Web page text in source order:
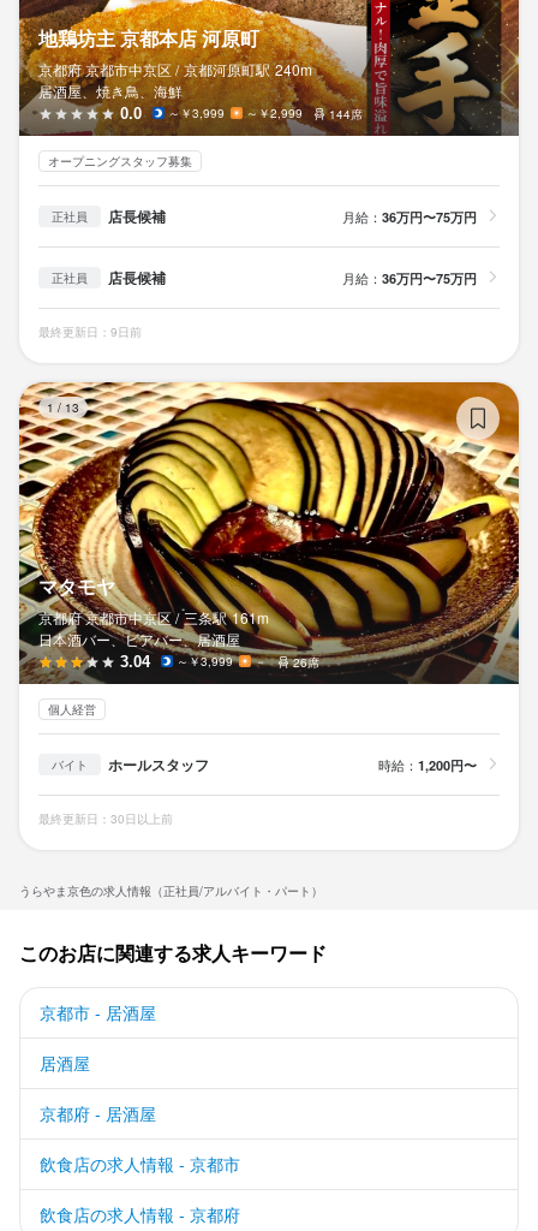
うらやま京色の求人情報（正社員/アルバイト・パート）
地鶏坊主 京都本店 河原町
京都府 京都市中京区 / 京都河原町駅 240m
居酒屋、焼き鳥、海鮮
0.0 ～￥3,999 ～￥2,999 144席
オープニングスタッフ募集
正社員 店長候補 月給： 36万円〜75万円
正社員 店長候補 月給： 36万円〜75万円
最終更新日：9日前
1 / 13
マタモヤ
京都府 京都市中京区 / 三条駅 161m
日本酒バー、ビアバー、居酒屋
3.04 ～￥3,999 － 26席
個人経営
バイト ホールスタッフ 時給： 1,200円〜
最終更新日：30日以上前
このお店に関連する求人キーワード
京都市 - 居酒屋
居酒屋
京都府 - 居酒屋
飲食店の求人情報 - 京都市
飲食店の求人情報 - 京都府